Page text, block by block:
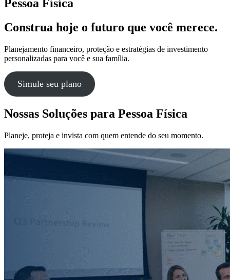
Pessoa Física
Construa hoje o futuro que você merece.
Planejamento financeiro, proteção e estratégias de investimento
personalizadas para você e sua família.
Simule seu plano
Nossas Soluções para Pessoa Física
Planeje, proteja e invista com quem entende do seu momento.